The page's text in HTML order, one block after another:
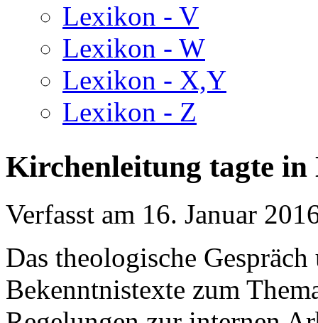
Lexikon - V
Lexikon - W
Lexikon - X,Y
Lexikon - Z
Kirchenleitung tagte in
Verfasst am 16. Januar
Das theologische Gespräch
Bekenntnistexte zum